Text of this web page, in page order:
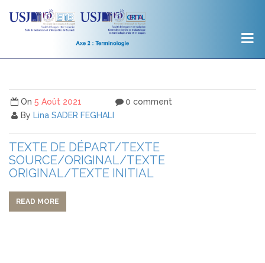
On 5 Août 2021
By Lina SADER FEGHALI
0 comment
TEXTE DE DÉPART/TEXTE
SOURCE/ORIGINAL/TEXTE
ORIGINAL/TEXTE INITIAL
READ MORE